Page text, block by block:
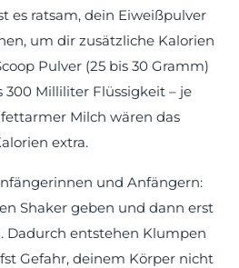
es ratsam, dein Eiweißpulver
um dir zusätzliche Kalorien
Pulver (25 bis 30 Gramm)
Milliliter Flüssigkeit – je
Milch wären das
extra.
und Anfängern:
Shaker geben und dann erst
Dadurch entstehen Klumpen
Gefahr, deinem Körper nicht